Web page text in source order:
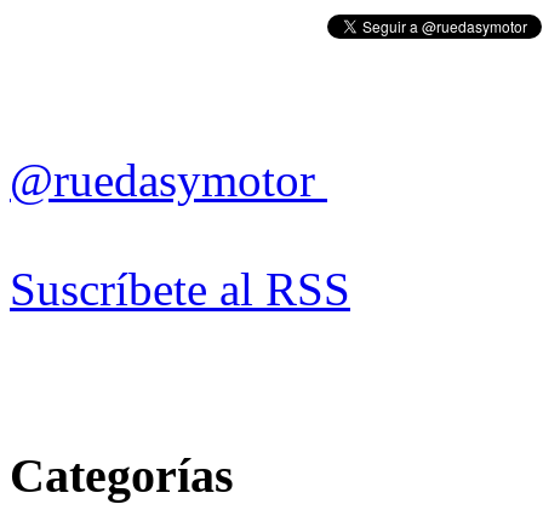
@ruedasymotor
Suscríbete al RSS
Categorías